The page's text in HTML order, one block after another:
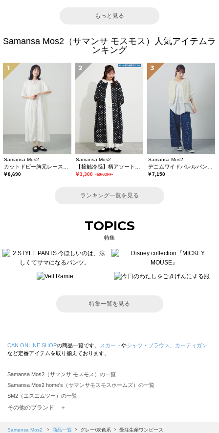
もっと見る
Samansa Mos2（サマンサ モスモス）人気アイテムラ
ンキング
1
Samansa Mos2
￥8,690
2
Samansa Mos2
￥3,300 -60%OFF-
3
Samansa Mos2
￥7,150
ランキング一覧を見る
TOPICS
特集
特集一覧を見る
CAN ONLINE SHOPの商品一覧です。 スカート やシャツ・ブラウス
カーディガン
など定番アイテムを取り揃えております。
Samansa Mos2（サマンサ モスモス）の一覧
Samansa Mos2 home's（サマンサモスモスホームズ）の一覧
SM2（エスエムツー）の一覧
TSUHARU by Samansa Mos2（ツハルバイサマンサモスモス）の一覧
Samansa Mos2 blue（サマンサモスモス ブルー）の一覧
その他のブランド ＋
Samansa Mos2 商品一覧 グレー/灰色系 受注生産ワンピース